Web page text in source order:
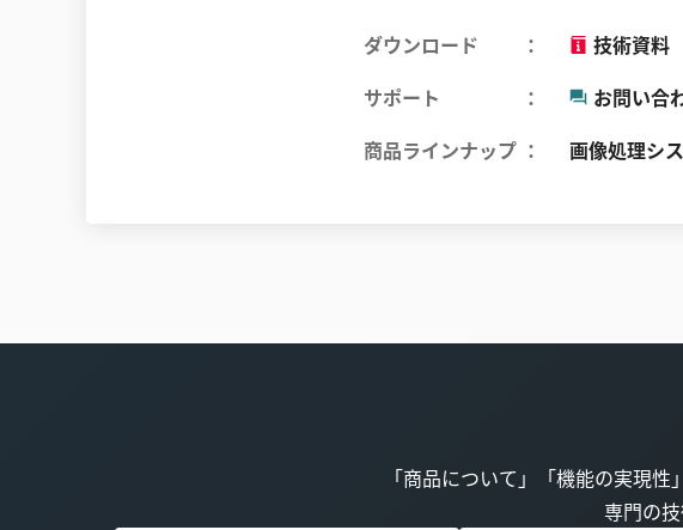
ダウンロード 技術資料
サポート
お問い合
商品ラインナップ
画像処理シ
「商品について」「機能の実現
専門の